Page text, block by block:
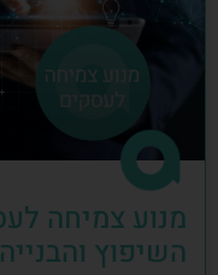
מנוע צמיחה
השיפוץ והבנייה